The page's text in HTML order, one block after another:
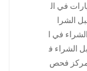
في ال
الشرا
في ا
الشراء ف
فحص